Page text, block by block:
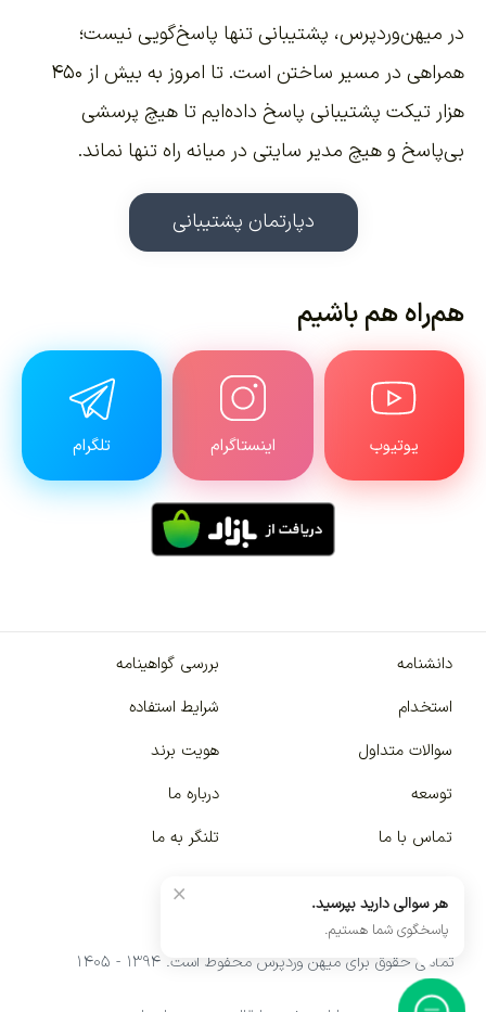
در میهن‌وردپرس، پشتیبانی تنها پاسخ‌گویی نیست؛
همراهی در مسیر ساختن است. تا امروز به بیش از ۴۵۰
هزار تیکت پشتیبانی پاسخ داده‌ایم تا هیچ پرسشی
بی‌پاسخ و هیچ مدیر سایتی در میانه راه تنها نماند.
دپارتمان پشتیبانی
هم‌راه هم باشیم
یوتیوب اینستاگرام تلگرام
دانشنامه
بررسی گواهینامه
استخدام
شرایط استفاده
سوالات متداول
هویت برند
توسعه
درباره ما
تماس با ما
تلنگر به ما
تمامی حقوق برای میهن وردپرس محفوظ است. ۱۳۹۴ - ۱۴۰۵
× هر سوالی دارید بپرسید.
پاسخگوی شما هستیم.